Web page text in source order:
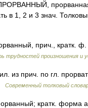
прорванная,
в 1, 2 и 3 знач.
прич., кратк. ф.
трудностей произношения и
из прич. по гл.
Современный толковый
кратк. форма